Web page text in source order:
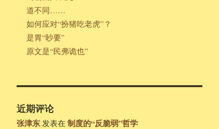
道不同……
如何应对“扮猪吃老虎”？
是胃“眇要”
原文是“民弗诡也”
近期评论
张津东 发表在制度的“反脆弱”哲学